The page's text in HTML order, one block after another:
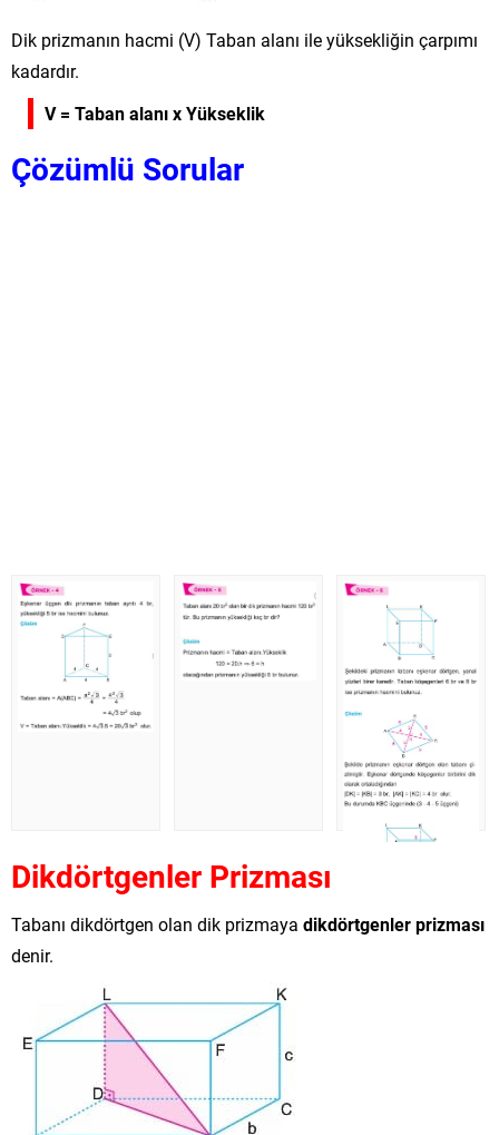
Dik prizmanın hacmi (V) Taban alanı ile yüksekliğin çarpımı
kadardır.
V = Taban alanı x Yükseklik
Çözümlü Sorular
Dikdörtgenler Prizması
Tabanı dikdörtgen olan dik prizmaya dikdörtgenler prizması
denir.